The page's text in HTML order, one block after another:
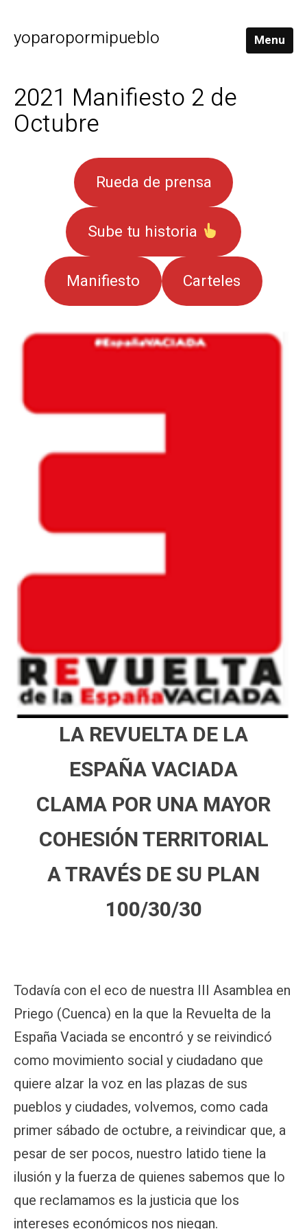
yoparopormipueblo Menu
2021 Manifiesto 2 de
Octubre
Rueda de prensa
Sube tu historia
Manifiesto Carteles
LA REVUELTA DE LA
ESPAÑA VACIADA
CLAMA POR UNA MAYOR
COHESIÓN TERRITORIAL
A TRAVÉS DE SU PLAN
100/30/30
Todavía con el eco de nuestra III Asamblea en
Priego (Cuenca) en la que la Revuelta de la
España Vaciada se encontró y se reivindicó
como movimiento social y ciudadano que
quiere alzar la voz en las plazas de sus
pueblos y ciudades, volvemos, como cada
primer sábado de octubre, a reivindicar que, a
pesar de ser pocos, nuestro latido tiene la
ilusión y la fuerza de quienes sabemos que lo
que reclamamos es la justicia que los
intereses económicos nos niegan.